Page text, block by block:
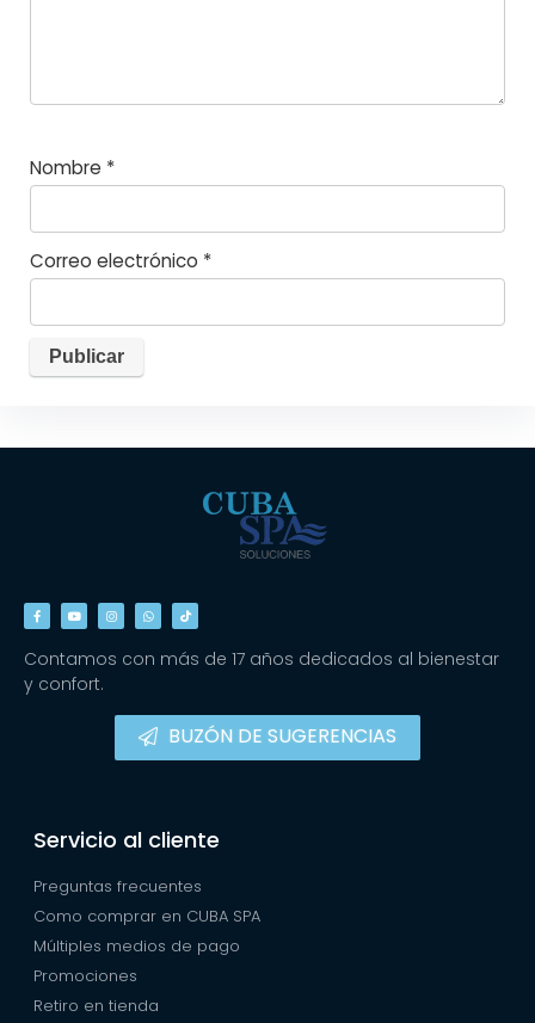
Nombre *
Correo electrónico *
Contamos con más de 17 años dedicados al bienestar
y confort.
BUZÓN DE SUGERENCIAS
Servicio al cliente
Preguntas frecuentes
Como comprar en CUBA SPA
Múltiples medios de pago
Promociones
Retiro en tienda